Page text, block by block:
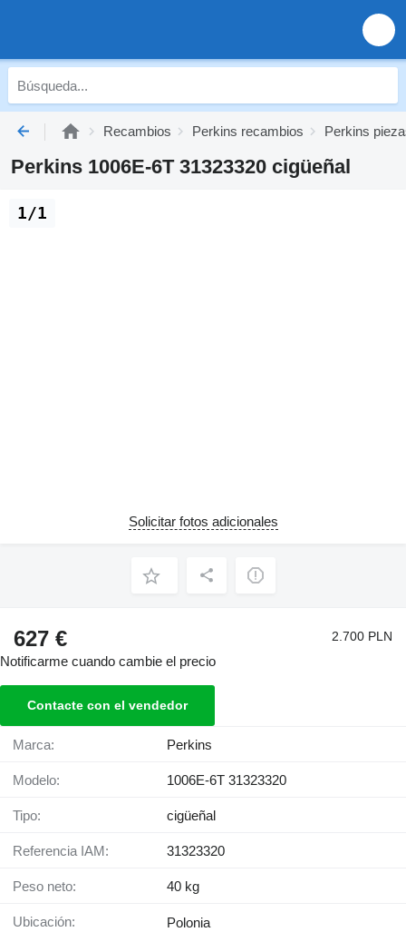
Recambios Perkins recambios Perkins
Perkins 1006E-6T 31323320 cigüeñal
1/1
Solicitar fotos adicionales
627 € 2.700 PLN
Notificarme cuando cambie el precio
Contacte con el vendedor
Marca: Perkins
Modelo: 1006E-6T 31323320
Tipo: cigüeñal
Referencia IAM: 31323320
Peso neto: 40 kg
Ubicación:
Polonia